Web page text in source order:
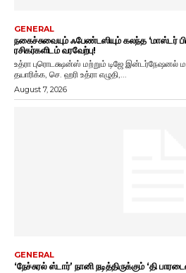
GENERAL
நகைச்சுவையும் ஃபேண்டஸியும் கலந்த ‘மாஸ்டர்
ரசிகர்களிடம் வரவேற்பு!
உத்ரா புரொடக்ஷன்ஸ் மற்றும் டிஜே இன்டர்நேஷனல்
தயாரிக்க, செ. ஹரி உத்ரா எழுதி,...
August 7, 2026
GENERAL
‘நேச்சுரல் ஸ்டார்’ நானி நடித்திருக்கும் ‘தி